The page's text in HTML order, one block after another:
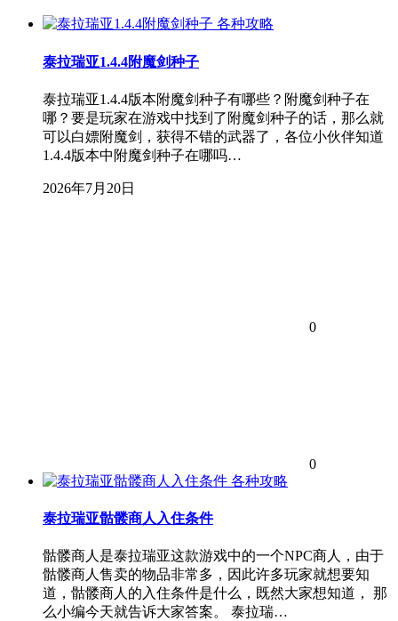
各种攻略
泰拉瑞亚1.4.4附魔剑种子
泰拉瑞亚1.4.4版本附魔剑种子有哪些？附魔剑种子在
哪？要是玩家在游戏中找到了附魔剑种子的话，那么就
可以白嫖附魔剑，获得不错的武器了，各位小伙伴知道
1.4.4版本中附魔剑种子在哪吗…
2026年7月20日
0
0
各种攻略
泰拉瑞亚骷髅商人入住条件
骷髅商人是泰拉瑞亚这款游戏中的一个NPC商人，由于
骷髅商人售卖的物品非常多，因此许多玩家就想要知
道，骷髅商人的入住条件是什么，既然大家想知道， 那
么小编今天就告诉大家答案。 泰拉瑞…